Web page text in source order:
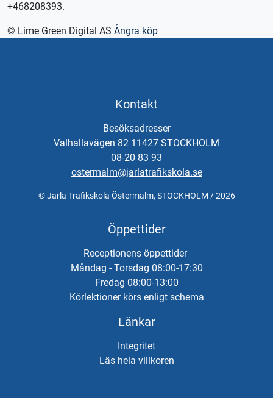
+468208393.
© Lime Green Digital AS Ångra köp
Kontakt
Besöksadresser
Valhallavägen 82 11427 STOCKHOLM
08-20 83 93
ostermalm@jarlatrafikskola.se
© Jarla Trafikskola Östermalm, STOCKHOLM / 2026
Öppettider
Receptionens öppettider
Måndag - Torsdag 08:00-17:30
Fredag 08:00-13:00
Körlektioner körs enligt schema
Länkar
Integritet
Läs hela villkoren